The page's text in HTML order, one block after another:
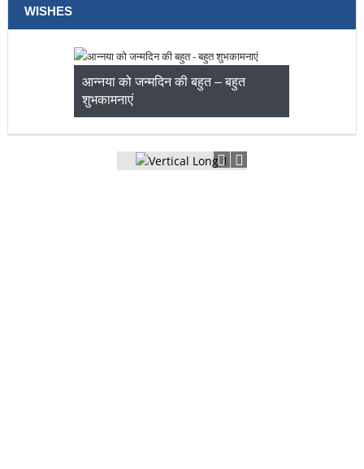
WISHES
आन्नया को जन्मदिन की बहुत – बहुत
शुभकामनाएं